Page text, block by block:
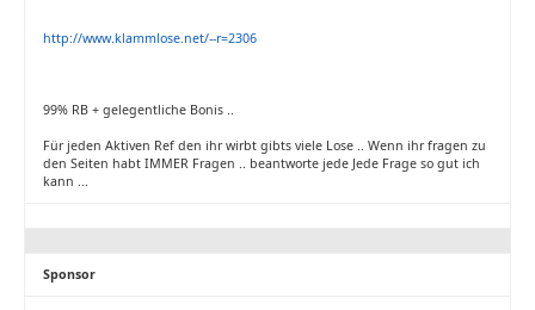
http://www.klammlose.net/--r=2306
99% RB + gelegentliche Bonis ..
Für jeden Aktiven Ref den ihr wirbt gibts viele Lose .. Wenn ihr fragen zu
den Seiten habt IMMER Fragen .. beantworte jede Jede Frage so gut ich
kann ...
Sponsor